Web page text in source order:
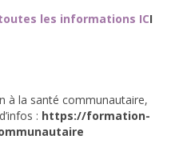
les informations ICI
à la santé communautaire,
: https://formation-